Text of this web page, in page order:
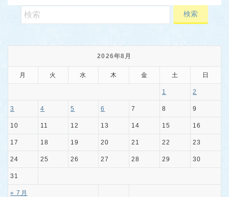
2026年8月
月 火 水 木 金 土 日
« 7月
1 2
3 4 5 6 7 8 9
10 11 12 13 14 15 16
17 18 19 20 21 22 23
24 25 26 27 28 29 30
31